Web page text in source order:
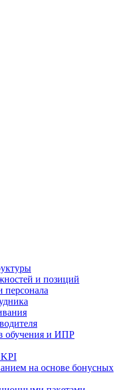
и позиций
обучения и ИПР
на основе бонусных